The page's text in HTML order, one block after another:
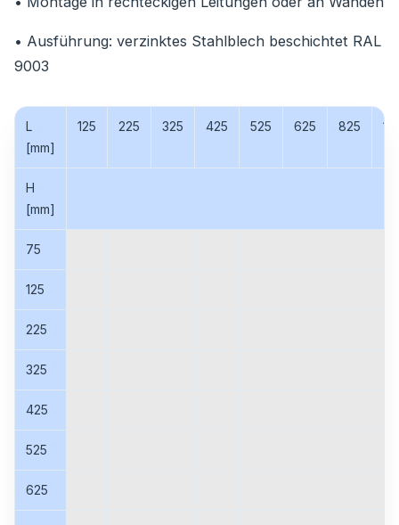
• Ausführung: verzinktes Stahlblech beschichtet RAL
9003
L
[mm]
125 225 325 425 525 625 825
H
[mm]
75
125
225
325
425
525
625